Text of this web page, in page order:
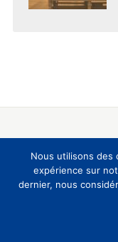
Nous suivre
Nous utilisons des
expérience sur
dernier, nous